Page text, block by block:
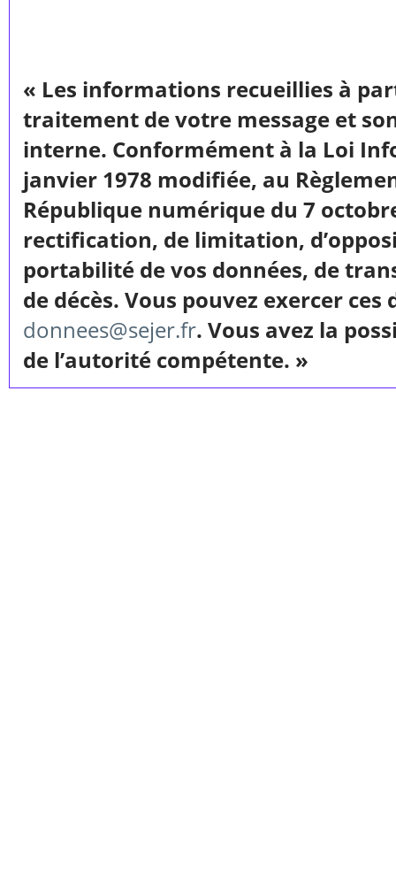
« Les informations recueillies à
traitement de votre message et
interne. Conformément à la Loi
janvier 1978 modifiée, au
République numérique du 7
rectification, de limitation,
portabilité de vos données, de
de décès. Vous pouvez exercer
donnees@sejer.fr. Vous avez la
de l’autorité compétente. »